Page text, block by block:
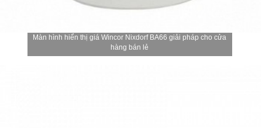
Màn hình hiển thị giá Wincor Nixdorf BA66 giải pháp cho cửa
hàng bán lẻ